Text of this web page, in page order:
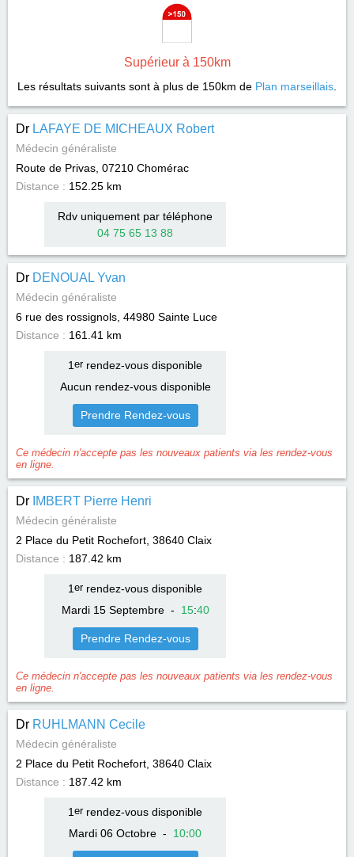
Supérieur à 150km
Les résultats suivants sont à plus de 150km de Plan marseillais
Dr LAFAYE DE MICHEAUX Robert
Médecin généraliste
Route de Privas, 07210 Chomérac
Distance : 152.25 km
Rdv uniquement par téléphone
04 75 65 13 88
Dr DENOUAL Yvan
Médecin généraliste
6 rue des rossignols, 44980 Sainte Luce
Distance : 161.41 km
1 errendez-vous disponible
Aucun rendez-vous disponible
Prendre Rendez-vous
Ce médecin n'accepte pas les nouveaux patients via les rendez-vous
en ligne.
Dr IMBERT Pierre Henri
Médecin généraliste
2 Place du Petit Rochefort, 38640 Claix
Distance : 187.42 km
1 errendez-vous disponible
Mardi 15 Septembre- 15:40
Prendre Rendez-vous
Ce médecin n'accepte pas les nouveaux patients via les rendez-vous
en ligne.
Dr RUHLMANN Cecile
Médecin généraliste
2 Place du Petit Rochefort, 38640 Claix
Distance : 187.42 km
1 errendez-vous disponible
Mardi 06 Octobre - 10:00